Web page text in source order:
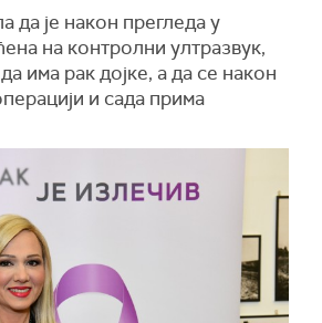
да је након прегледа у
на контролни ултразвук,
има рак дојке, а да се након
и сада прима